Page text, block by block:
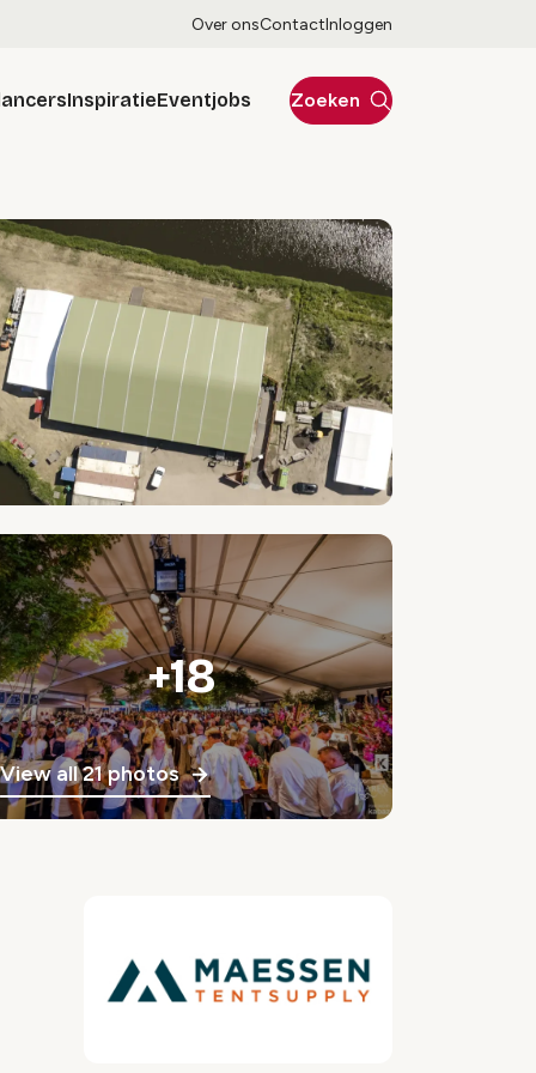
Over onsContactInloggen
InspiratieEventjobs Zoeken
+18
View all 21 photos